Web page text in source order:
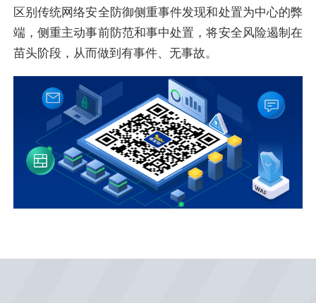
区别传统网络安全防御侧重事件发现和处置为中心的弊
端，侧重主动事前防范和事中处置，将安全风险遏制在
苗头阶段，从而做到有事件、无事故。